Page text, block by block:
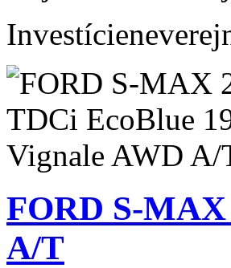
Investície
FORD S-MAX
A/T